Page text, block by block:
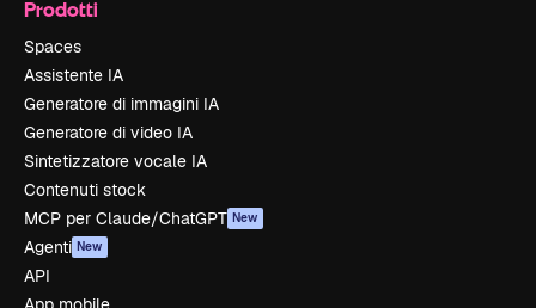
Prodotti
Spaces
Assistente IA
Generatore di immagini IA
Generatore di video IA
Sintetizzatore vocale IA
Contenuti stock
MCP per Claude/ChatGPT New
Agenti New
API